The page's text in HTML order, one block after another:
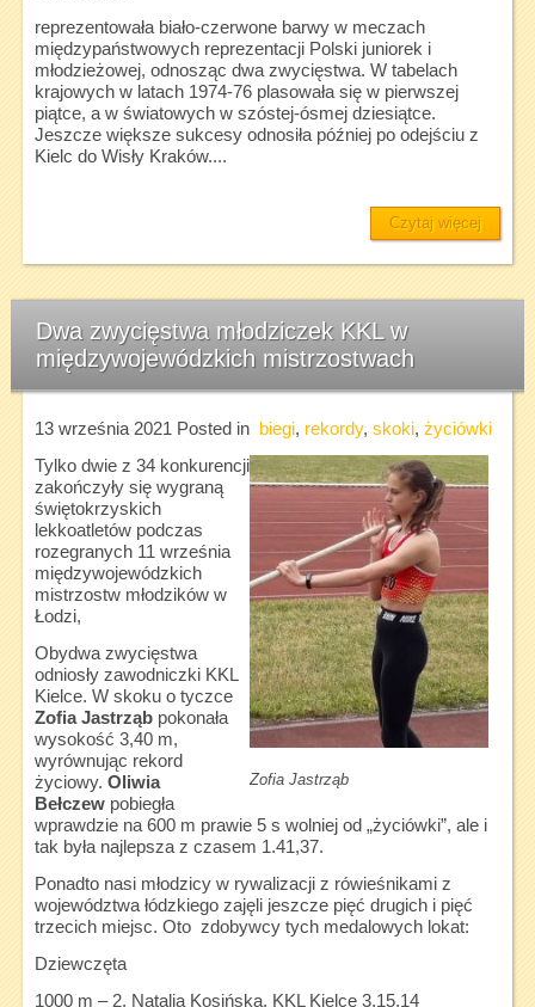
reprezentowała biało-czerwone barwy w meczach
międzypaństwowych reprezentacji Polski juniorek i
młodzieżowej, odnosząc dwa zwycięstwa. W tabelach
krajowych w latach 1974-76 plasowała się w pierwszej
piątce, a w światowych w szóstej-ósmej dziesiątce.
Jeszcze większe sukcesy odnosiła później po odejściu z
Kielc do Wisły Kraków....
Czytaj więcej
Dwa zwycięstwa młodziczek KKL w
międzywojewódzkich mistrzostwach
13 września 2021 Posted in biegi, rekordy, skoki, życiówki
Zofia Jastrząb
Tylko dwie z 34 konkurencji
zakończyły się wygraną
świętokrzyskich
lekkoatletów podczas
rozegranych 11 września
międzywojewódzkich
mistrzostw młodzików w
Łodzi,
Obydwa zwycięstwa
odniosły zawodniczki KKL
Kielce. W skoku o tyczce
Zofia Jastrząbpokonała
wysokość 3,40 m,
wyrównując rekord
życiowy. Oliwia
Bełczewpobiegła
wprawdzie na 600 m prawie 5 s wolniej od „życiówki”, ale i
tak była najlepsza z czasem 1.41,37.
Ponadto nasi młodzicy w rywalizacji z rówieśnikami z
województwa łódzkiego zajęli jeszcze pięć drugich i pięć
trzecich miejsc. Oto zdobywcy tych medalowych lokat:
Dziewczęta
1000 m – 2. Natalia Kosińska, KKL Kielce 3.15,14